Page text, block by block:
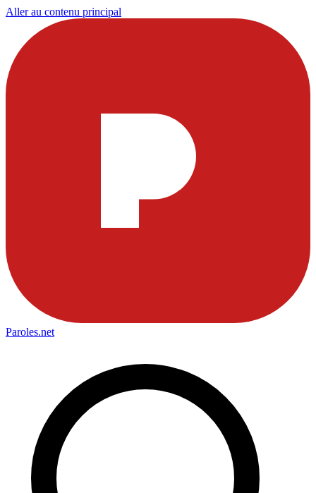
Aller au contenu principal
Paroles.net